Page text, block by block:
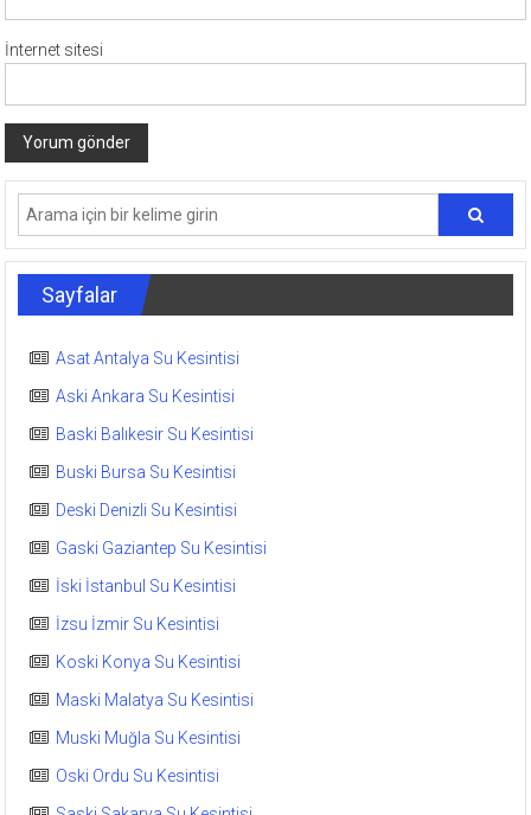
İnternet sitesi
Sayfalar
Asat Antalya Su Kesintisi
Aski Ankara Su Kesintisi
Baski Balıkesir Su Kesintisi
Buski Bursa Su Kesintisi
Deski Denizli Su Kesintisi
Gaski Gaziantep Su Kesintisi
İski İstanbul Su Kesintisi
İzsu İzmir Su Kesintisi
Koski Konya Su Kesintisi
Maski Malatya Su Kesintisi
Muski Muğla Su Kesintisi
Oski Ordu Su Kesintisi